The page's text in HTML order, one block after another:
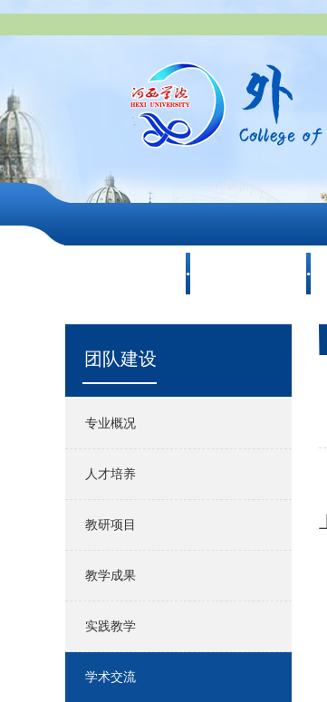
团队建设
专业概况
人才培养
教研项目
教学成果
实践教学
学术交流